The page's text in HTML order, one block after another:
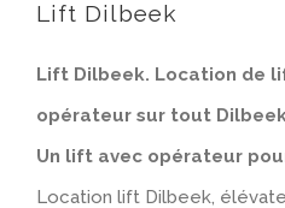
Lift Dilbeek
Lift Dilbeek. Location de
opérateur sur tout
Un lift avec opérateur
Location lift Dilbeek,